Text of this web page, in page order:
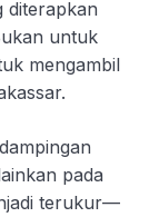
diterapkan
untuk
mengambil
pada
terukur—